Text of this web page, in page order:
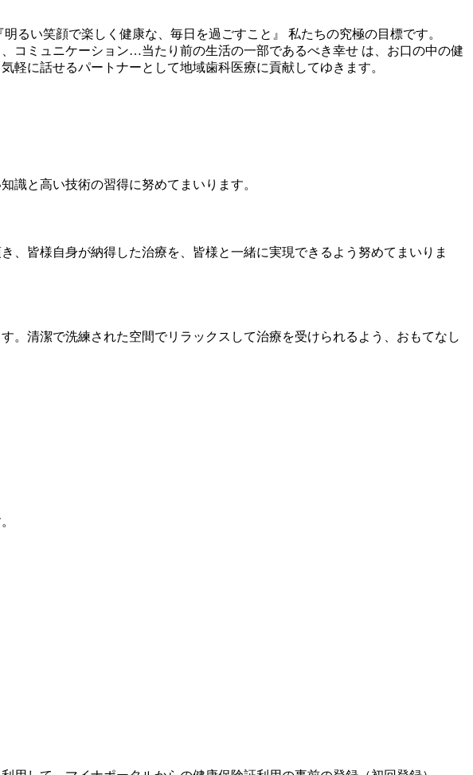
るい笑顔で楽しく健康な、毎日を過ごすこと』 私たちの究極の目標です。
コミュニケーション…当たり前の生活の一部であるべき幸せ は、お口の中の健
に話せるパートナーとして地域歯科医療に貢献してゆきます。
識と高い技術の習得に努めてまいります。
皆様自身が納得した治療を、皆様と一緒に実現できるよう努めてまいりま
。清潔で洗練された空間でリラックスして治療を受けられるよう、おもてなし